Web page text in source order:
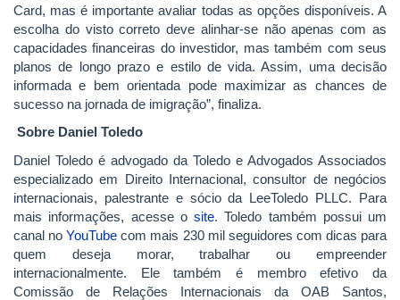
Card, mas é importante avaliar todas as opções disponíveis. A
escolha do visto correto deve alinhar-se não apenas com as
capacidades financeiras do investidor, mas também com seus
planos de longo prazo e estilo de vida. Assim, uma decisão
informada e bem orientada pode maximizar as chances de
sucesso na jornada de imigração”, finaliza.
Sobre Daniel Toledo
Daniel Toledo é advogado da Toledo e Advogados Associados
especializado em Direito Internacional, consultor de negócios
internacionais, palestrante e sócio da LeeToledo PLLC. Para
mais informações, acesse o site. Toledo também possui um
canal noYouTube com mais 230 mil seguidores com dicas para
quem deseja morar, trabalhar ou empreender
internacionalmente. Ele também é membro efetivo da
Comissão de Relações Internacionais da OAB Santos,